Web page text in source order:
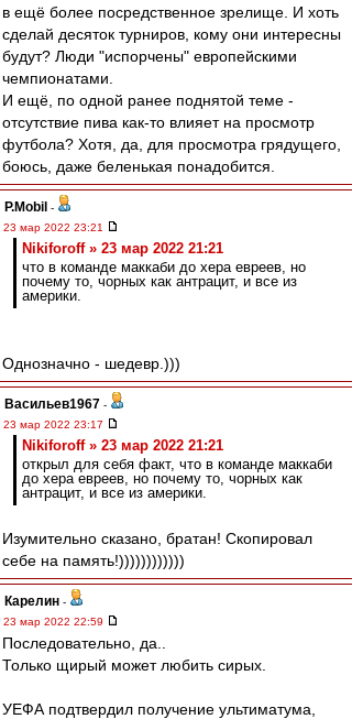
в ещё более посредственное зрелище. И хоть
сделай десяток турниров, кому они интересны
будут? Люди "испорчены" европейскими
чемпионатами.
И ещё, по одной ранее поднятой теме -
отсутствие пива как-то влияет на просмотр
футбола? Хотя, да, для просмотра грядущего,
боюсь, даже беленькая понадобится.
P.Mobil -
23 мар 2022 23:21
Nikiforoff » 23 мар 2022 21:21
что в команде маккаби до хера евреев, но
почему то, чорных как антрацит, и все из
америки.
Однозначно - шедевр.)))
Васильев1967 -
23 мар 2022 23:17
Nikiforoff » 23 мар 2022 21:21
открыл для себя факт, что в команде маккаби
до хера евреев, но почему то, чорных как
антрацит, и все из америки.
Изумительно сказано, братан! Скопировал
себе на память!))))))))))))
Карелин -
23 мар 2022 22:59
Последовательно, да..
Только щирый может любить сирых.
УЕФА подтвердил получение ультиматума,